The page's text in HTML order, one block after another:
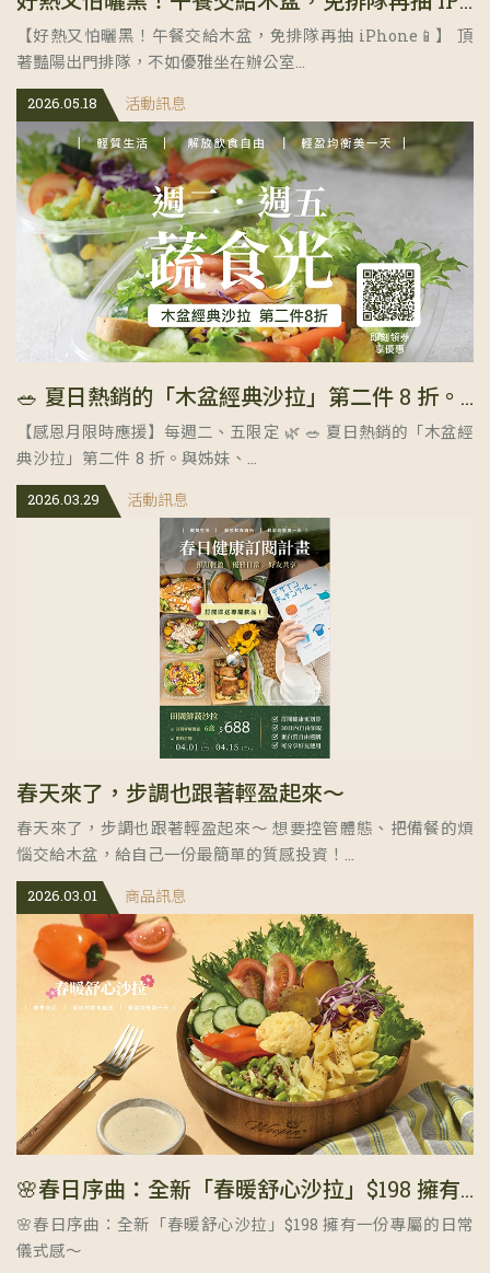
【好熱又怕曬黑！午餐交給木盆，免排隊再抽 iPhone📱】 頂
著豔陽出門排隊，不如優雅坐在辦公室...
2026.05.18 活動訊息
🥗 夏日熱銷的「木盆經典沙拉」第二件 8 折。與姊妹、好友一同分享美味蔬食的清爽時刻！
【感恩月限時應援】每週二、五限定 🌿 🥗 夏日熱銷的「木盆經
典沙拉」第二件 8 折。與姊妹、...
2026.03.29 活動訊息
春天來了，步調也跟著輕盈起來～
春天來了，步調也跟著輕盈起來～ 想要控管體態、把備餐的煩
惱交給木盆，給自己一份最簡單的質感投資！...
2026.03.01 商品訊息
🌸春日序曲：全新「春暖舒心沙拉」$198 擁有一份專屬的日常儀式感～
🌸春日序曲：全新「春暖舒心沙拉」$198 擁有一份專屬的日常
儀式感～